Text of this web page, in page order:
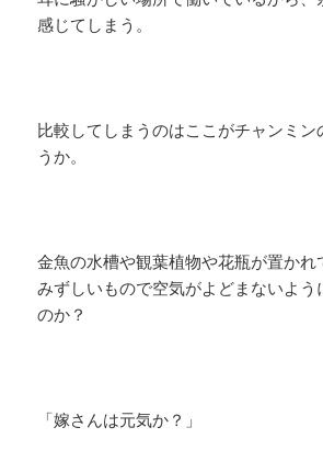
感じてしまう。
比較してしまうのはここがチャンミン
うか。
金魚の水槽や観葉植物や花瓶が置か
みずしいもので空気がよどまないよう
のか？
「嫁さんは元気か？」